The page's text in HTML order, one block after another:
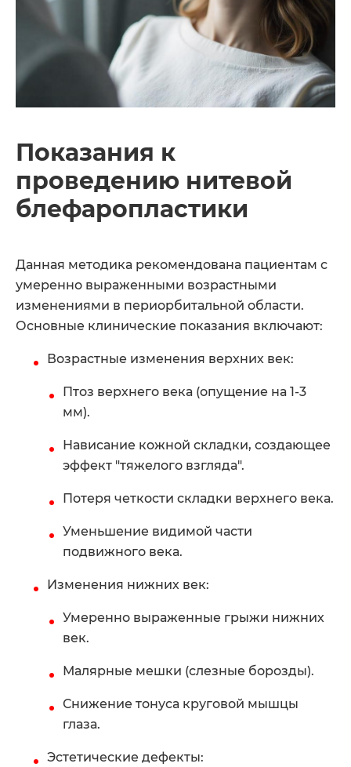
Показания к
проведению нитевой
блефаропластики
Данная методика рекомендована пациентам с
умеренно выраженными возрастными
изменениями в периорбитальной области.
Основные клинические показания включают:
Возрастные изменения верхних век:
Птоз верхнего века (опущение на 1-3
мм).
Нависание кожной складки, создающее
эффект "тяжелого взгляда".
Потеря четкости складки верхнего века.
Уменьшение видимой части
подвижного века.
Изменения нижних век:
Умеренно выраженные грыжи нижних
век.
Малярные мешки (слезные борозды).
Снижение тонуса круговой мышцы
глаза.
Эстетические дефекты: